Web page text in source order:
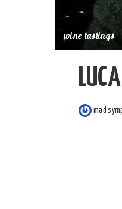
wine tastings
Posted
mad